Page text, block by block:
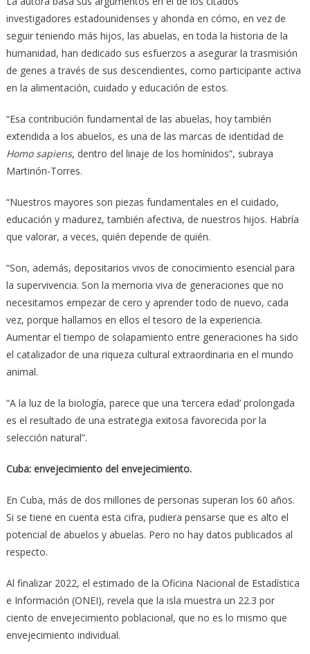
investigadores estadounidenses y ahonda en cómo, en vez de
seguir teniendo más hijos, las abuelas, en toda la historia de la
humanidad, han dedicado sus esfuerzos a asegurar la trasmisión
de genes a través de sus descendientes, como participante activa
en la alimentación, cuidado y educación de estos.
“Esa contribución fundamental de las abuelas, hoy también
extendida a los abuelos, es una de las marcas de identidad de
Homo sapiens, dentro del linaje de los homínidos”, subraya
Martinón-Torres.
“Nuestros mayores son piezas fundamentales en el cuidado,
educación y madurez, también afectiva, de nuestros hijos. Habría
que valorar, a veces, quién depende de quién.
“Son, además, depositarios vivos de conocimiento esencial para
la supervivencia. Son la memoria viva de generaciones que no
necesitamos empezar de cero y aprender todo de nuevo, cada
vez, porque hallamos en ellos el tesoro de la experiencia.
Aumentar el tiempo de solapamiento entre generaciones ha sido
el catalizador de una riqueza cultural extraordinaria en el mundo
animal.
“A la luz de la biología, parece que una ‘tercera edad’ prolongada
es el resultado de una estrategia exitosa favorecida por la
selección natural”.
Cuba: envejecimiento del envejecimiento.
En Cuba, más de dos millones de personas superan los 60 años.
Si se tiene en cuenta esta cifra, pudiera pensarse que es alto el
potencial de abuelos y abuelas. Pero no hay datos publicados al
respecto.
Al finalizar 2022, el estimado de la Oficina Nacional de Estadística
e Información (ONEI), revela que la isla muestra un 22.3 por
ciento de envejecimiento poblacional, que no es lo mismo que
envejecimiento individual.